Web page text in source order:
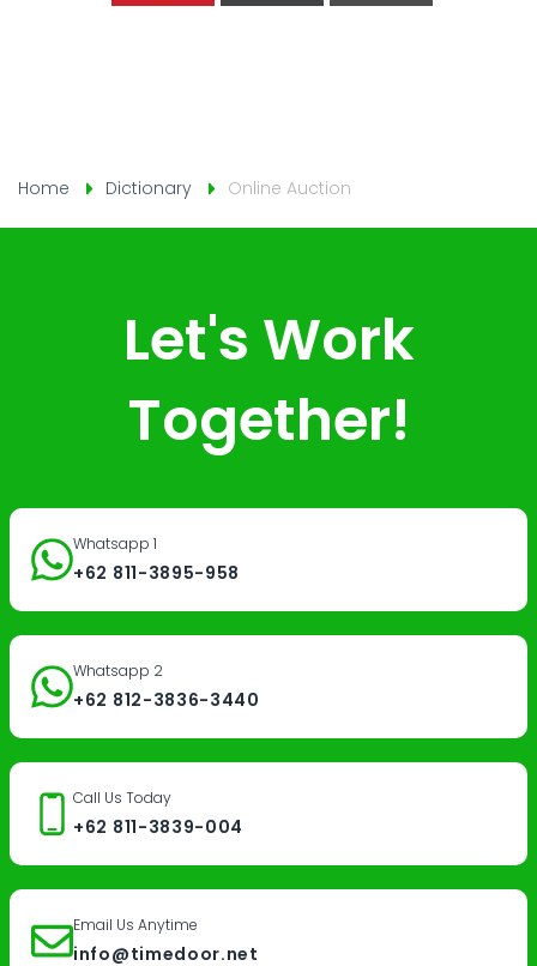
Home Dictionary Online Auction
Let's Work
Together!
Whatsapp 1
+62 811-3895-958
Whatsapp 2
+62 812-3836-3440
Call Us Today
+62 811-3839-004
Email Us Anytime
info@timedoor.net